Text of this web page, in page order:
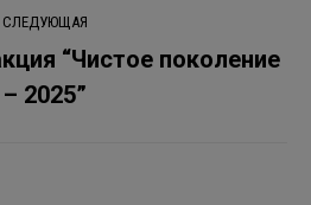
СЛЕДУЮЩАЯ
запись:
“Чистое поколение
– 2025”